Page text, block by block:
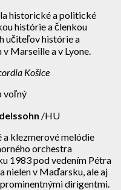
historické a politické
histórie a členkou
učiteľov histórie a
Marseille a v Lyone.
Košice
voľný
/HU
a klezmerové melódie
orchestra
1983 pod vedením Pétra
nielen v Maďarsku, ale aj
dirigentmi.